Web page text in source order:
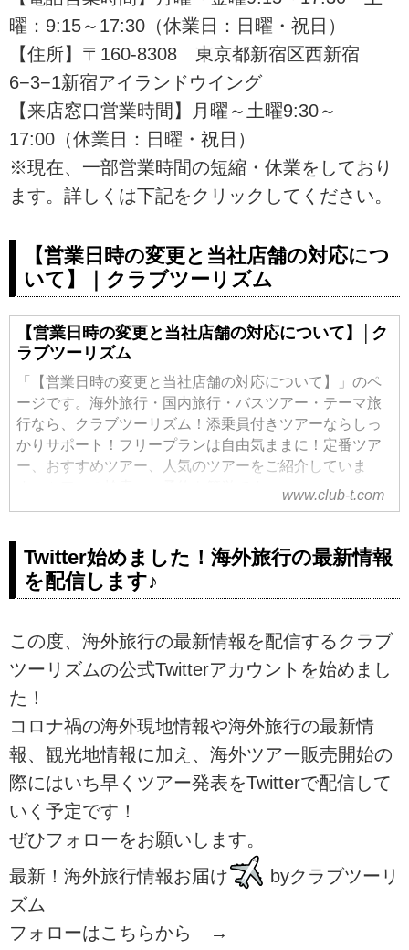
約も簡単。
曜：9:15～17:30（休業日：日曜・祝日）
【住所】〒160-8308 東京都新宿区西新宿
6−3−1新宿アイランドウイング
【来店窓口営業時間】月曜～土曜9:30～
17:00（休業日：日曜・祝日）
※現在、一部営業時間の短縮・休業をしており
ます。詳しくは下記をクリックしてください。
【営業日時の変更と当社店舗の対応につ
いて】｜クラブツーリズム
【営業日時の変更と当社店舗の対応について】│ク
ラブツーリズム
「【営業日時の変更と当社店舗の対応について】」のペ
ージです。海外旅行・国内旅行・バスツアー・テーマ旅
行なら、クラブツーリズム！添乗員付きツアーならしっ
かりサポート！フリープランは自由気ままに！定番ツア
ー、おすすめツアー、人気のツアーをご紹介していま
www.club-t.com
Twitter始めました！海外旅行の最新情報
を配信します♪
この度、海外旅行の最新情報を配信するクラブ
ツーリズムの公式Twitterアカウントを始めまし
た！
コロナ禍の海外現地情報や海外旅行の最新情
報、観光地情報に加え、海外ツアー販売開始の
際にはいち早くツアー発表をTwitterで配信して
いく予定です！
ぜひフォローをお願いします。
最新！海外旅行情報お届け
byクラブツーリ
ズム
フォローはこちらから →